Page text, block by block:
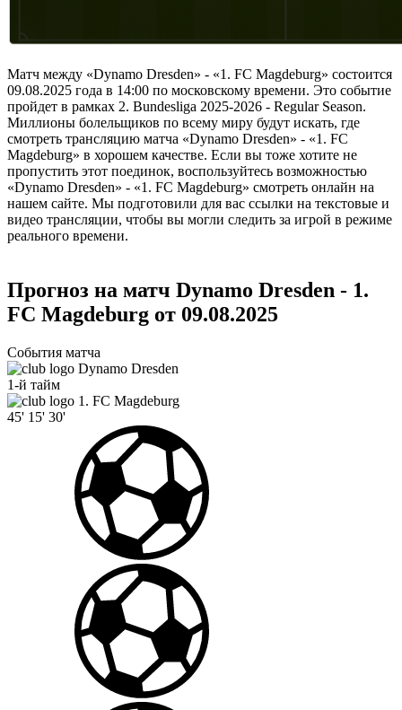
Матч между «Dynamo Dresden» - «1. FC Magdeburg» состоится
09.08.2025 года в 14:00 по московскому времени. Это событие
пройдет в рамках 2. Bundesliga 2025-2026 - Regular Season.
Миллионы болельщиков по всему миру будут искать, где
смотреть трансляцию матча «Dynamo Dresden» - «1. FC
Magdeburg» в хорошем качестве. Если вы тоже хотите не
пропустить этот поединок, воспользуйтесь возможностью
«Dynamo Dresden» - «1. FC Magdeburg» смотреть онлайн на
нашем сайте. Мы подготовили для вас ссылки на текстовые и
видео трансляции, чтобы вы могли следить за игрой в режиме
реального времени.
Прогноз на матч Dynamo Dresden - 1.
FC Magdeburg от 09.08.2025
События матча
Dynamo Dresden
1-й тайм
1. FC Magdeburg
45' 15' 30'